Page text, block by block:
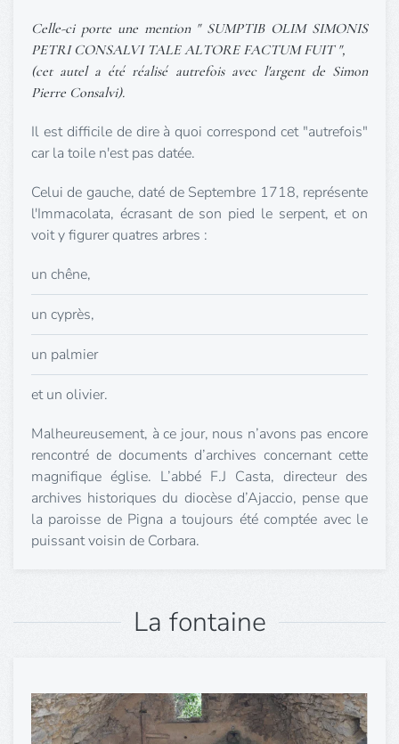
Celle-ci porte une mention " SUMPTIB OLIM SIMONIS
PETRI CONSALVI TALE ALTORE FACTUM FUIT ",
(cet autel a été réalisé autrefois avec l'argent de Simon
Pierre Consalvi).
Il est difficile de dire à quoi correspond cet "autrefois"
car la toile n'est pas datée.
Celui de gauche, daté de Septembre 1718, représente
l'Immacolata, écrasant de son pied le serpent, et on
voit y figurer quatres arbres :
un chêne,
un cyprès,
un palmier
et un olivier.
Malheureusement, à ce jour, nous n’avons pas encore
rencontré de documents d’archives concernant cette
magnifique église. L’abbé F.J Casta, directeur des
archives historiques du diocèse d’Ajaccio, pense que
la paroisse de Pigna a toujours été comptée avec le
puissant voisin de Corbara.
La fontaine